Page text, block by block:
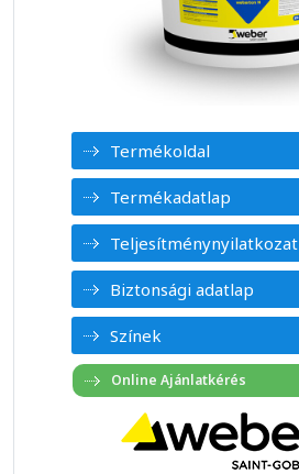
Termékoldal
Termékadatlap
Teljesítménynyilatkozat
Biztonsági adatlap
Színek